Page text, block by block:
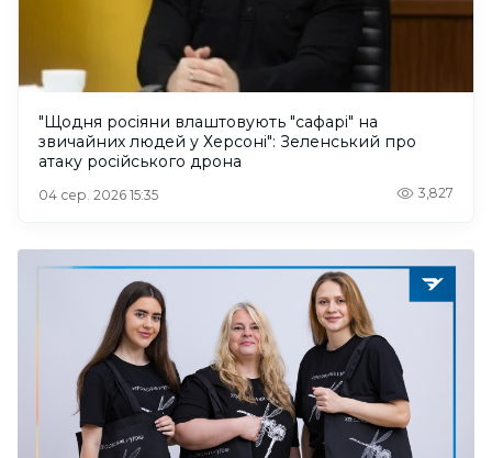
"Щодня росіяни влаштовують "сафарі" на
звичайних людей у Херсоні": Зеленський про
атаку російського дрона
04 сер. 2026 15:35 3,827